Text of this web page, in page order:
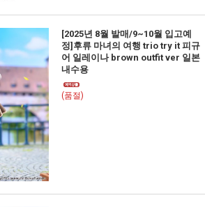
[2025년 8월 발매/9~10월 입고예
정]후류 마녀의 여행 trio try it 피규
어 일레이나 brown outfit ver 일본
내수용
(품절)